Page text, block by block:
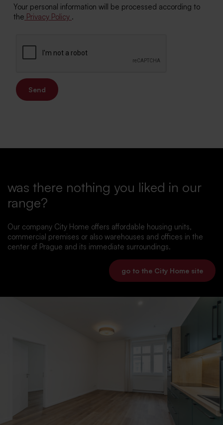
Your personal information will be processed according to
the Privacy Policy .
Send
was there nothing you liked in our
range?
Our company City Home offers affordable housing units,
commercial premises or also warehouses and offices in the
center of Prague and its immediate surroundings.
go to the City Home site